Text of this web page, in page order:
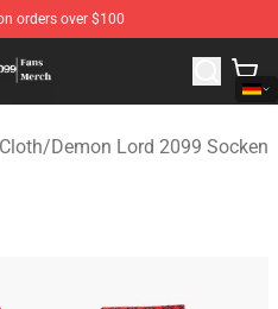
orders over $100
- Official Demon Lord 2099
/Demon Lord 2099 Socken